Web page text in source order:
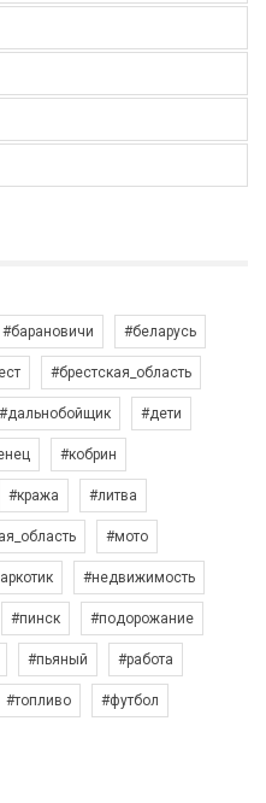
#барановичи #беларусь
#брестская_область
#дальнобойщик #дети
#кобрин
#кража #литва
#мото
#недвижимость
#пинск #подорожание
#пьяный #работа
#топливо #футбол